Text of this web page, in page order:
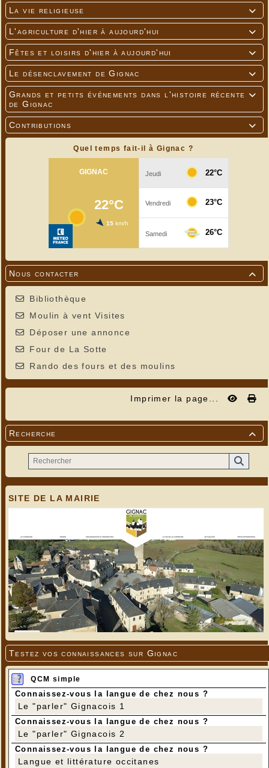

La vie religieuse

L'agriculture d'hier à aujourd'hui

Fêtes et loisirs d'hier à aujourd'hui

Le désenclavement de Gignac

Grands et petits événements dans l'histoire récente
de Gignac

Contributions
Quel temps fait-il à Gignac ?

Nous contacter
Bibliothèque
Moulin à vent Visites
Déposer une annonce
Four de La Sotte
Rando des fours et des moulins
Imprimer la page...

Recherche
SITE DE LA MAIRIE
Testez vos connaissances sur Gignac
QCM simple
Connaissez-vous la langue de chez nous ?
Le "parler" Gignacois 1
Connaissez-vous la langue de chez nous ?
Le "parler" Gignacois 2
Connaissez-vous la langue de chez nous ?
Langue et littérature occitanes